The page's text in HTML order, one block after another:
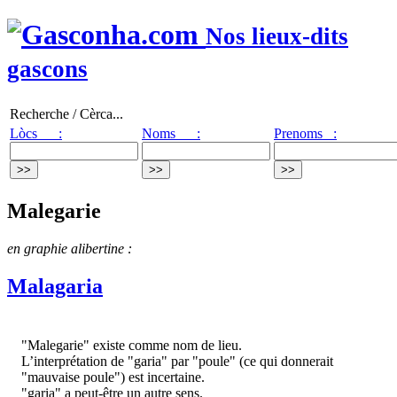
Nos lieux-dits
gascons
Recherche / Cèrca...
Lòcs :
Noms : Prenoms :
Malegarie
en graphie alibertine :
Malagaria
"Malegarie" existe comme nom de lieu.
L’interprétation de "garia" par "poule" (ce qui donnerait
"mauvaise poule") est incertaine.
"garia" a peut-être un autre sens.